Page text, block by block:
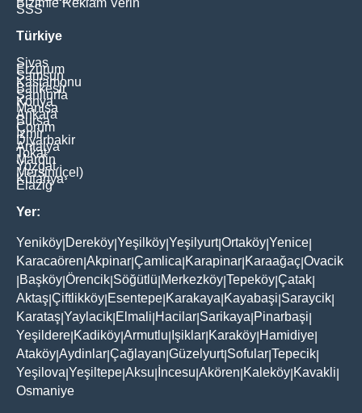
SSS
Türkiye
Sivas
Erzurum
Samsun
Kastamonu
Balikesir
Şanliurfa
Konya
Manisa
Ankara
Bursa
Çorum
İzmir
Diyarbakir
Antalya
Tokat
Mardin
Yozgat
Mersin(İçel)
Kütahya
Elaziğ
Yer:
Yeniköy Dereköy Yeşilköy Yeşilyurt|Ortaköy Yenice
Karacaören Akpinar Çamlica Karapinar Karaağaç Ovacik
Başköy Örencik Söğütlü Merkezköy Tepeköy Çatak
Aktaş Çiftlikköy Esentepe Karakaya Kayabaşi Saraycik
Karataş Yaylacik Elmali Hacilar Sarikaya Pinarbaşi
Yeşildere Kadiköy Armutlu Işiklar Karaköy Hamidiye
Ataköy Aydinlar Çağlayan Güzelyurt| Sofular Tepecik
Yeşilova Yeşiltepe Aksu İncesu Akören Kaleköy Kavakli
Osmaniye